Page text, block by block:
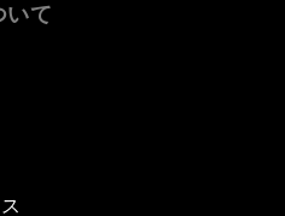
いて